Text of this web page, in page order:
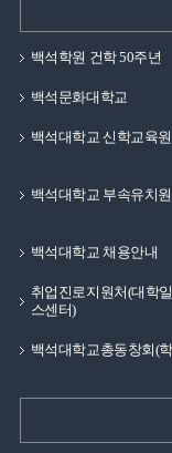
백석학원 건학 50주년
백석문화대학교
백석대학교 신학교육원
백석대학교 부속유치원
백석대학교 채용안내
취업진로지원처(대학
스센터)
백석대학교총동창회(